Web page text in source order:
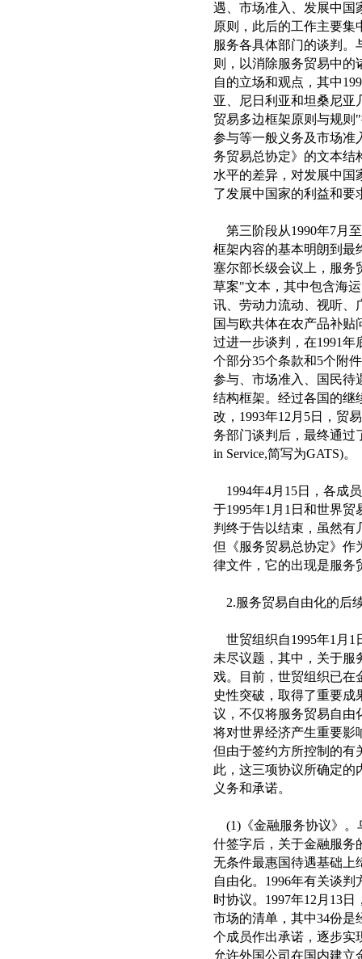
遇、市场准入、发展中国
原则，此后的工作主要
服务各具体部门的谈判
则，以消除服务贸易中
自的立场和观点，其中
亚、尼日利亚和坦桑尼亚
贸易多边框架原则与规则
参与等一般义务及市场准
务贸易总协定》的文本结
水平的差异，对发展中国
了发展中国家的利益和要
第三阶段从1990年7月
框架内容的基本明朗到最
塞尔部长级会议上，服务
草案"文本，其中包含海
讯、劳动力流动、视听、
国与欧共体在农产品补
过进一步谈判，在1991
个部分35个条款和5个附
参与、市场准入、国民待
结构框架。经过各国的继
改，1993年12月5日，贸
务部门谈判后，最终通过
in Service,简写为GATS)。
1994年4月15日，各成
于1995年1月1日和世界
判终于告以结束，虽然有
但《服务贸易总协定》作
律文件，它的出现是服务
2.服务贸易自由化的后
世贸组织自1995年1月1
未尽议题，其中，关于服
戏。目前，世贸组织已在
史性突破，取得了重要
议，不仅将服务贸易自由
将对世界经济产生重要影
但由于签约方所控制的有
此，这三项协议所确定的
义务和承诺。
(1)《金融服务协议》。
什签字后，关于金融服务
无条件最惠国待遇基础上
自由化。1996年有关谈
时协议。1997年12月13
市场的清单，其中34份是
个成员作出承诺，逐步实
允许外国公司在国内建